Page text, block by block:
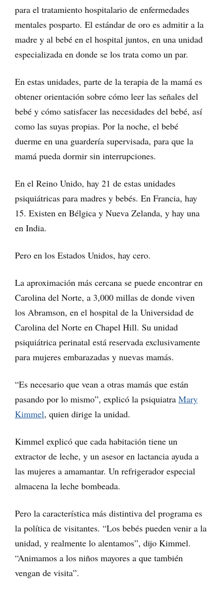
para el tratamiento hospitalario de enfermedades
mentales posparto. El estándar de oro es admitir a la
madre y al bebé en el hospital juntos, en una unidad
especializada en donde se los trata como un par.
En estas unidades, parte de la terapia de la mamá es
obtener orientación sobre cómo leer las señales del
bebé y cómo satisfacer las necesidades del bebé, así
como las suyas propias. Por la noche, el bebé
duerme en una guardería supervisada, para que la
mamá pueda dormir sin interrupciones.
En el Reino Unido, hay 21 de estas unidades
psiquiátricas para madres y bebés. En Francia, hay
15. Existen en Bélgica y Nueva Zelanda, y hay una
en India.
Pero en los Estados Unidos, hay cero.
La aproximación más cercana se puede encontrar en
Carolina del Norte, a 3,000 millas de donde viven
los Abramson, en el hospital de la Universidad de
Carolina del Norte en Chapel Hill. Su unidad
psiquiátrica perinatal está reservada exclusivamente
para mujeres embarazadas y nuevas mamás.
“Es necesario que vean a otras mamás que están
pasando por lo mismo”, explicó la psiquiatra Mary
Kimmel, quien dirige la unidad.
Kimmel explicó que cada habitación tiene un
extractor de leche, y un asesor en lactancia ayuda a
las mujeres a amamantar. Un refrigerador especial
almacena la leche bombeada.
Pero la característica más distintiva del programa es
la política de visitantes. “Los bebés pueden venir a la
unidad, y realmente lo alentamos”, dijo Kimmel.
“Animamos a los niños mayores a que también
vengan de visita”.